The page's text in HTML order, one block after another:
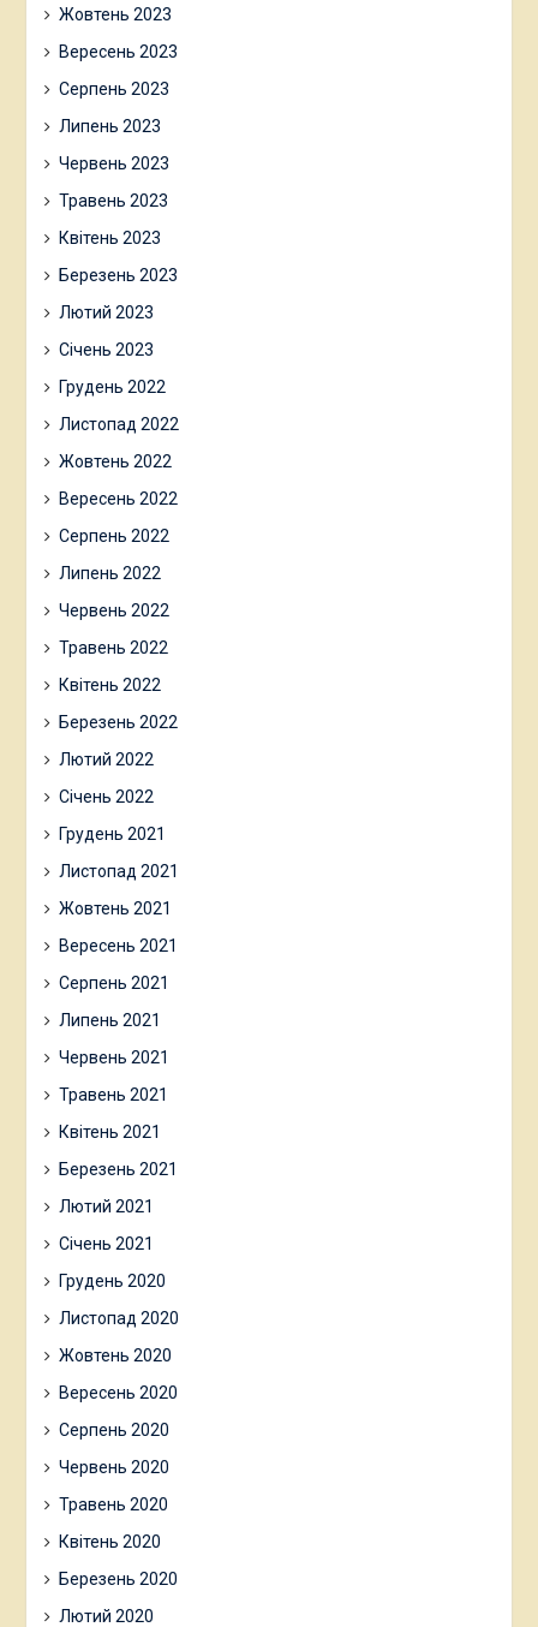
Жовтень 2023
Вересень 2023
Серпень 2023
Липень 2023
Червень 2023
Травень 2023
Квітень 2023
Березень 2023
Лютий 2023
Січень 2023
Грудень 2022
Листопад 2022
Жовтень 2022
Вересень 2022
Серпень 2022
Липень 2022
Червень 2022
Травень 2022
Квітень 2022
Березень 2022
Лютий 2022
Січень 2022
Грудень 2021
Листопад 2021
Жовтень 2021
Вересень 2021
Серпень 2021
Липень 2021
Червень 2021
Травень 2021
Квітень 2021
Березень 2021
Лютий 2021
Січень 2021
Грудень 2020
Листопад 2020
Жовтень 2020
Вересень 2020
Серпень 2020
Червень 2020
Травень 2020
Квітень 2020
Березень 2020
Лютий 2020